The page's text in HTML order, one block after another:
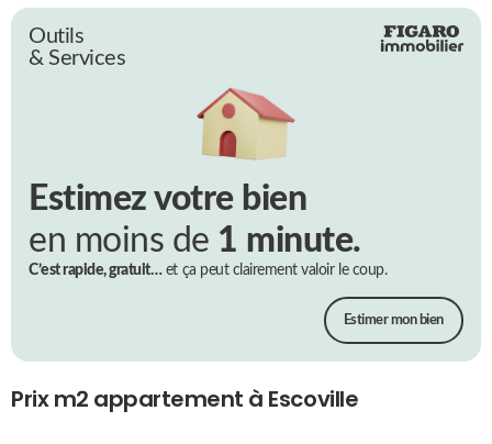
Outils
& Services
Estimez votre bien
en moins de 1 minute.
C’est rapide, gratuit…et ça peut clairement valoir le coup.
Estimer mon bien
Prix m2 appartement à Escoville